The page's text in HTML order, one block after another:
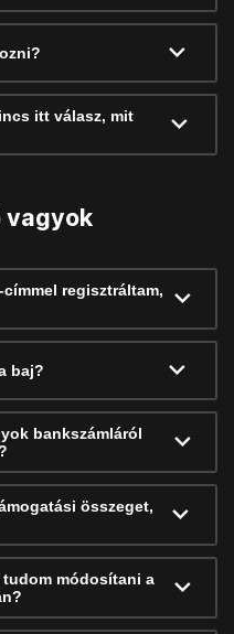
itt válasz, mit
vagyok
regisztráltam,
baj?
bankszámláról
összeget,
módosítani a